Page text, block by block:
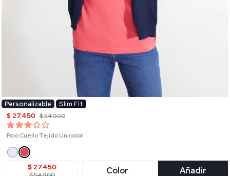
Personalizable
Slim Fit
$ 27.450 $ 54.900
Polo Cuello Tejido Unicolor
$ 27.450 Color Añadir